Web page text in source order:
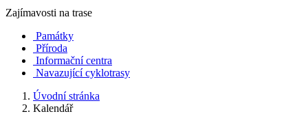
Zajímavosti na trase
Památky
Příroda
Informační centra
Navazující cyklotrasy
Úvodní stránka
Kalendář